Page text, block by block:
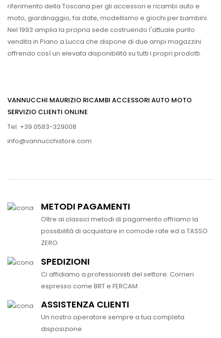
riferimento della Toscana per gli accessori e ricambi auto e
moto, giardinaggio, fai date, modellismo e giochi per bambini.
Nel 1993 amplia la propria sede costruendo l'attuale punto
vendita in Piano a Lucca che dispone di due ampi magazzini
offrendo così un elevata disponibilità su tutti i propri prodotti.
VANNUCCHI MAURIZIO RICAMBI ACCESSORI AUTO MOTO
SERVIZIO CLIENTI ONLINE
Tel. +39 0583-329008
info@vannucchistore.com
METODI PAGAMENTI
Oltre ai classici metodi di pagamento offriamo la
possibilità di acquistare in comode rate ed a TASSO
ZERO.
SPEDIZIONI
Ci affidiamo a professionisti del settore. Corrieri
espresso come BRT e FERCAM
ASSISTENZA CLIENTI
Un nostro operatore sempre a tua completa
disposizione